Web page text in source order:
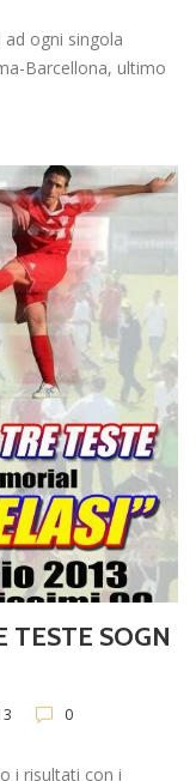
ogni singola
Barcellona, ultimo
TESTE SOGN
0
i risultati con i